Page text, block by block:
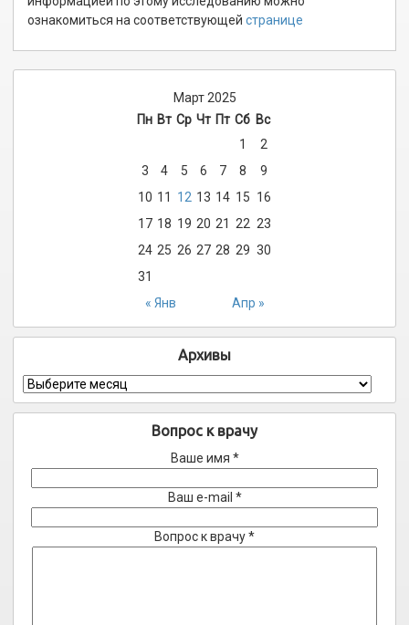
ознакомиться на соответствующейстранице
Март 2025
Пн Вт Ср Чт Пт Сб Вс
« Янв Апр »
1
2
3
4 5 6 7 8
9
10 11 12 13 14 15 16
17 18 19 20 21 22 23
24 25 26 27 28 29 30
31
Архивы
Архивы
Вопрос к врачу
Ваше имя *
Ваш e-mail *
Вопрос к врачу *